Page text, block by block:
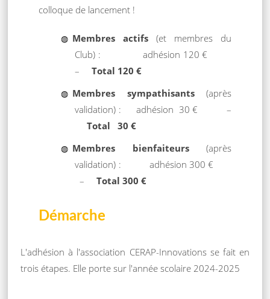
colloque de lancement !
Membres actifs (et membres du
Club) : adhésion 120 €
–Total 120 €
Membres sympathisants(après
validation) : adhésion 30 € –
Total 30 €
Membres bienfaiteurs(après
validation) : adhésion 300 €
–Total 300 €
Démarche
L'adhésion à l'association CERAP-Innovations se fait en
trois étapes. Elle porte sur l'année scolaire 2024-2025